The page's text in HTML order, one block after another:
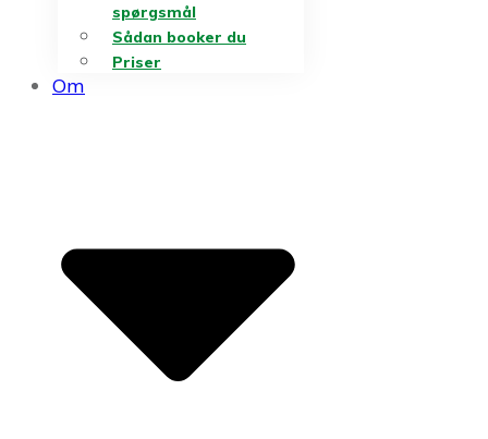
spørgsmål
Sådan booker du
Priser
Om